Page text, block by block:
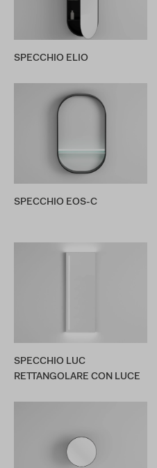
SPECCHIO ELIO
SPECCHIO EOS-C
SPECCHIO LUC
RETTANGOLARE CON LUCE